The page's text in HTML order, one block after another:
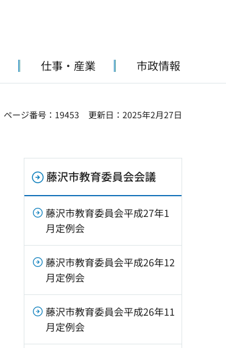
仕事・産業 市政情報
ページ番号：19453
更新日：2025年2月27日
藤沢市教育委員会会議
藤沢市教育委員会平成27年1
月定例会
藤沢市教育委員会平成26年12
月定例会
藤沢市教育委員会平成26年11
月定例会